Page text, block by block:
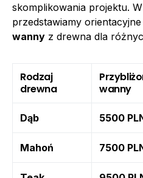
skomplikowania projektu.
przedstawiamy
wanny z drewna dla
Rodzaj
drewna
wanny
Dąb 5500
Mahoń 7500